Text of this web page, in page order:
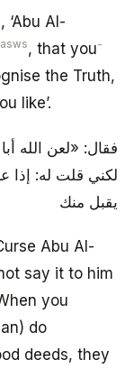
, ‘Abu Al-
, that you-
the Truth,
like’.
فقال: «لعن الله
لكني قلت له:
يقبل منك
Abu Al-
say it to him
you
do
deeds, they